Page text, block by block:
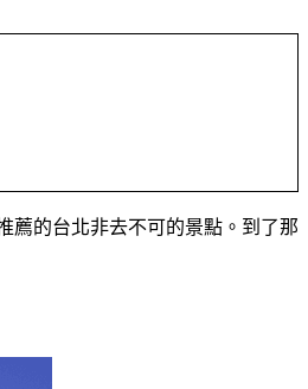
薦的台北非去不可的景點。到了那